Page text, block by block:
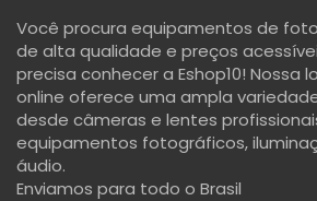
Você procura equipamentos de
de alta qualidade e preços
precisa conhecer a Eshop10! Nossa
online oferece uma ampla
desde câmeras e lentes
equipamentos fotográficos,
áudio.
Enviamos para todo o Brasil